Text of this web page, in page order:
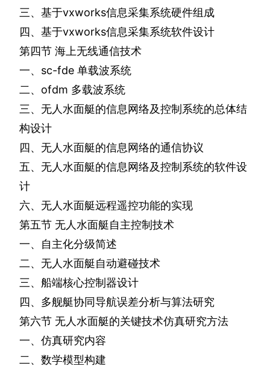
三、基于vxworks信息采集系统硬件组成
四、基于vxworks信息采集系统软件设计
第四节 海上无线通信技术
一、 sc-fde 单载波系统
二、 ofdm 多载波系统
三、无人水面艇的信息网络及控制系统的总体结
构设计
四、无人水面艇的信息网络的通信协议
五、无人水面艇的信息网络及控制系统的软件设
计
六、无人水面艇远程遥控功能的实现
第五节 无人水面艇自主控制技术
一、自主化分级简述
二、无人水面艇自动避碰技术
三、船端核心控制器设计
四、多舰艇协同导航误差分析与算法研究
第六节 无人水面艇的关键技术仿真研究方法
一、仿真研究内容
二、数学模型构建